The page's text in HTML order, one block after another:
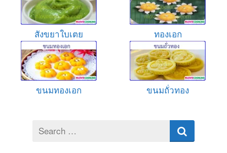
สังขยาใบเตย ทองเอก
ขนมทองเอก ขนมถั่วทอง
Search
for